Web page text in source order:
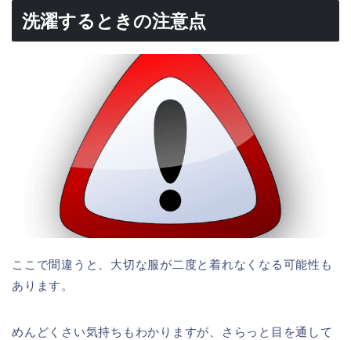
洗濯するときの注意点
ここで間違うと、大切な服が二度と着れなくなる可能性も
あります。
めんどくさい気持ちもわかりますが、さらっと目を通して